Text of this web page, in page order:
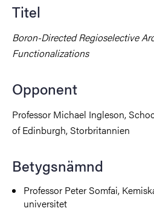
Titel
Boron-Directed Regioselective
Functionalizations
Opponent
Professor Michael Ingleson,
of Edinburgh, Storbritannien
Betygsnämnd
Professor Peter Somfai,
universitet